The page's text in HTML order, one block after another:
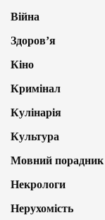
Війна
Здоров’я
Кіно
Кримінал
Кулінарія
Культура
Мовний порадник
Некрологи
Нерухомість